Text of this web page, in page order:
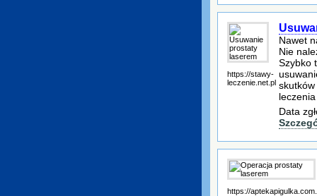
https://stawy-
leczenie.net.pl
Nawet
Nie
Szybko
skutków
Data
https://